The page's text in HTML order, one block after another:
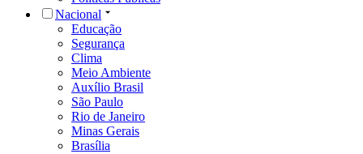
Nacional
Educação
Segurança
Clima
Meio Ambiente
Auxílio Brasil
São Paulo
Rio de Janeiro
Minas Gerais
Brasília